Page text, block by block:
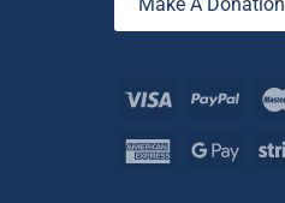
Make A Donation